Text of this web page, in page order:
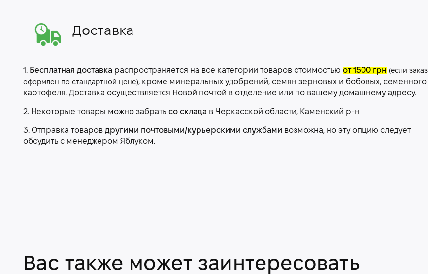
Доставка
1. Бесплатная доставка распространяется на все категории товаров стоимостью от 1500 грн (если заказ
оформлен по стандартной цене), кроме минеральных удобрений, семян зерновых и бобовых, семенного
картофеля. Доставка осуществляется Новой почтой в отделение или по вашему домашнему адресу.
2. Некоторые товары можно забрать со склада в Черкасской области, Каменский р-н
3. Отправка товаров другими почтовыми/курьерскими службами возможна, но эту опцию следует
обсудить с менеджером Яблуком.
Вас также может заинтересовать